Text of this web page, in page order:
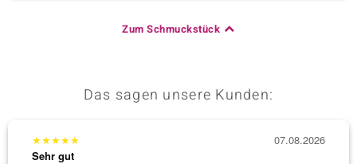
Zum Schmuckstück
Das sagen unsere Kunden:
★★★★★
Sehr gut
07.08.2026